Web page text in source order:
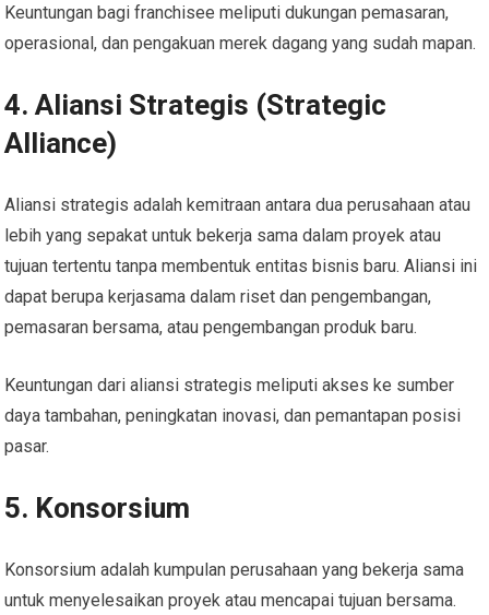
Keuntungan bagi franchisee meliputi dukungan pemasaran,
operasional, dan pengakuan merek dagang yang sudah mapan.
4. Aliansi Strategis (Strategic
Alliance)
Aliansi strategis adalah kemitraan antara dua perusahaan atau
lebih yang sepakat untuk bekerja sama dalam proyek atau
tujuan tertentu tanpa membentuk entitas bisnis baru. Aliansi ini
dapat berupa kerjasama dalam riset dan pengembangan,
pemasaran bersama, atau pengembangan produk baru.
Keuntungan dari aliansi strategis meliputi akses ke sumber
daya tambahan, peningkatan inovasi, dan pemantapan posisi
pasar.
5. Konsorsium
Konsorsium adalah kumpulan perusahaan yang bekerja sama
untuk menyelesaikan proyek atau mencapai tujuan bersama.